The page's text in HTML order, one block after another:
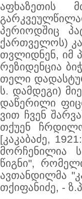
აფხაზეთის
პერიოდშიც
ქართველოს)
თვლიდ­ნენ, იმ
რეზიდენ­ცია
თელი
ს. დამდეგი)
დაწერილი
ვით ჩვენ
თქუ­ენ
[კაკაბაძე,
მორ­­­ჩე­­ნილია
წიგნი",
ავთა­ნ­დი­ლმა
თქიფანიძე, -